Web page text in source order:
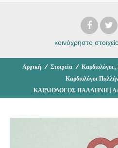
κοινόχρηστο
Αρχική / Στοιχεία / Καρδιολόγοι ,
Καρδιολόγοι
ΚΑΡΔΙΟΛΟΓΟΣ ΠΑΛΛΗΝΗ |